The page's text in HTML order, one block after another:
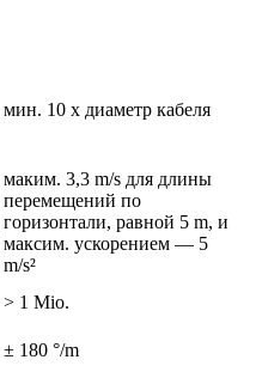
мин. 10 x диаметр кабеля
маким. 3,3 m/s для длины
перемещений по
горизонтали, равной 5 m, и
максим. ускорением — 5
m/s²
> 1 Mio.
± 180 °/m